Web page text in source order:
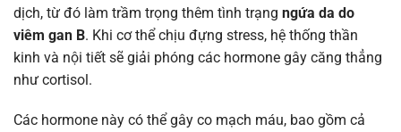
dịch, từ đó làm trầm trọng thêm tình trạng ngứa da do
viêm gan B. Khi cơ thể chịu đựng stress, hệ thống thần
kinh và nội tiết sẽ giải phóng các hormone gây căng thẳng
như cortisol.
Các hormone này có thể gây co mạch máu, bao gồm cả